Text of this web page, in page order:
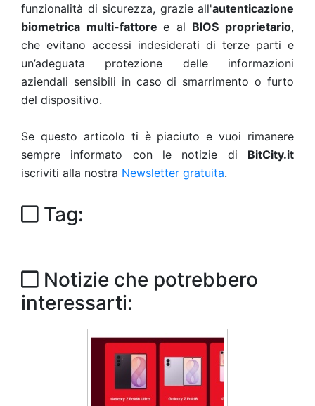
funzionalità di sicurezza, grazie all'autenticazione
biometrica multi-fattore e al BIOS proprietario,
che evitano accessi indesiderati di terze parti e
un’adeguata protezione delle informazioni
aziendali sensibili in caso di smarrimento o furto
del dispositivo.
Se questo articolo ti è piaciuto e vuoi rimanere
sempre informato con le notizie di BitCity.it
iscriviti alla nostra Newsletter gratuita.
Tag:
Notizie che potrebbero
interessarti: